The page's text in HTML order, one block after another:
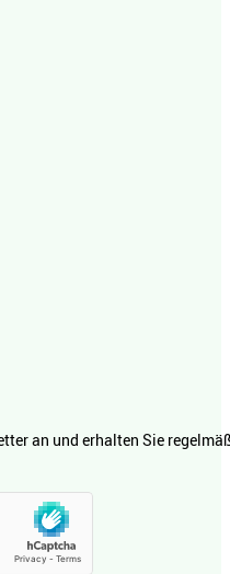
an und erhalten Sie